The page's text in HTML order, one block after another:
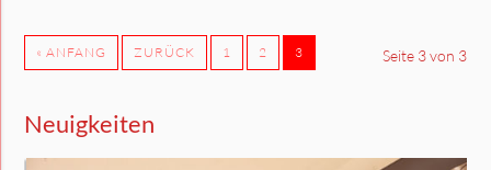
Seite 3 von 3
« ANFANG ZURÜCK 1 2 3
Neuigkeiten